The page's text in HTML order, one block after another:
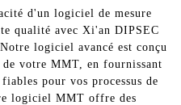
d'un logiciel de mesure
qualité avec Xi'an DIPSEC
logiciel avancé est conçu
votre MMT, en fournissant
pour vos processus de
logiciel MMT offre des